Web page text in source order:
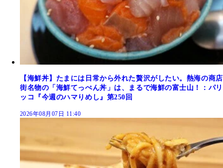
【海鮮丼】たまには日常から外れた贅沢がしたい。熱海の商店
街名物の「海鮮てっぺん丼」は、まるで海鮮の富士山！：パリ
ッコ『今週のハマりめし』第250回
2026年08月07日 11:40